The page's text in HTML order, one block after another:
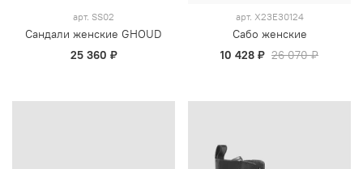
арт. SS02
Сандали женские GHOUD
25 360 ₽
арт. X23E30124
Сабо женские
10 428 ₽ 26 070 ₽